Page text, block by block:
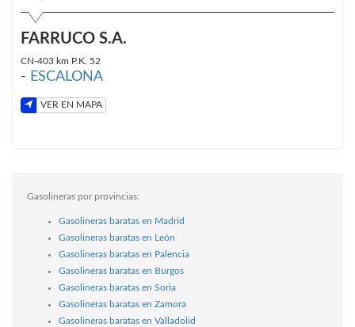
FARRUCO S.A.
CN-403 km P.K. 52
- ESCALONA
VER EN MAPA
Gasolineras por provincias:
Gasolineras baratas en Madrid
Gasolineras baratas en León
Gasolineras baratas en Palencia
Gasolineras baratas en Burgos
Gasolineras baratas en Soria
Gasolineras baratas en Zamora
Gasolineras baratas en Valladolid